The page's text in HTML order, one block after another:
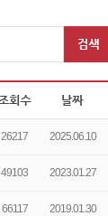
26217 2025.06.10
49103 2023.01.27
66117 2019.01.30